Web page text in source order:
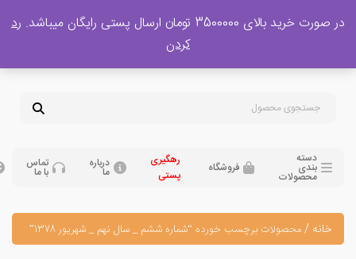
پشتیبانی فروش
09120329397
بندی
محصولات
فروشگاه درباره تماس
محصولات برچسب خورده “شماره ششم _ سال نهم _ شهریور 1378”
3500000 تومان ارسال پستی رایگان میباشد.
رد